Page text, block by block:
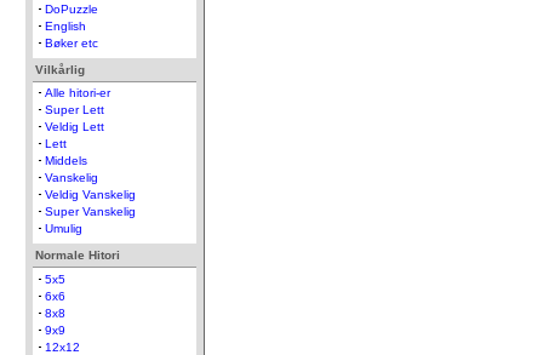
DoPuzzle
English
Bøker etc
Vilkårlig
Alle hitori-er
Super Lett
Veldig Lett
Lett
Middels
Vanskelig
Veldig Vanskelig
Super Vanskelig
Umulig
Normale Hitori
5x5
6x6
8x8
9x9
12x12